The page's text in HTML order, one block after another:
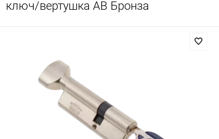
ключ/вертушка AB Бронза